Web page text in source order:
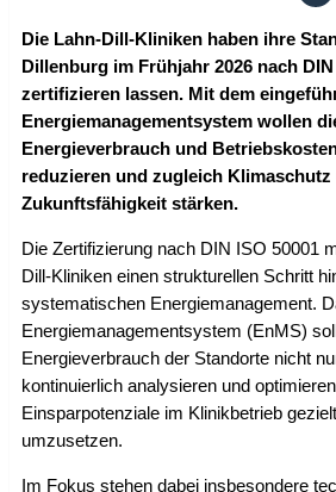
Die Lahn-Dill-Kliniken haben ihre
Dillenburg im Frühjahr 2026 nach DIN
zertifizieren lassen. Mit dem
Energiemanagementsystem wollen
Energieverbrauch und
reduzieren und zugleich Klimaschutz
Zukunftsfähigkeit stärken.
Die Zertifizierung nach DIN ISO 50001
Dill-Kliniken einen strukturellen Schritt
systematischen Energiemanagement.
Energiemanagementsystem (EnMS)
Energieverbrauch der Standorte nicht
kontinuierlich analysieren und
Einsparpotenziale im Klinikbetrieb
umzusetzen.
Im Fokus stehen dabei insbesondere